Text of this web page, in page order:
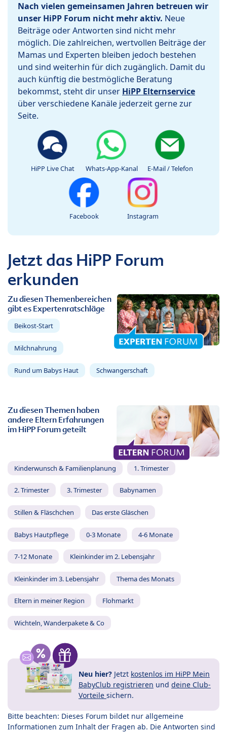
Nach vielen gemeinsamen Jahren betreuen wir
unser HiPP Forum nicht mehr aktiv. Neue
Beiträge oder Antworten sind nicht mehr
möglich. Die zahlreichen, wertvollen Beiträge der
Mamas und Experten bleiben jedoch bestehen
und sind weiterhin für dich zugänglich. Damit du
auch künftig die bestmögliche Beratung
bekommst, steht dir unser HiPP Elternservice
über verschiedene Kanäle jederzeit gerne zur
Seite.
HiPP Live Chat Whats-App-Kanal E-Mail / Telefon
Facebook Instagram
Jetzt das HiPP Forum
erkunden
Zu diesen Themenbereichen
gibt es Expertenratschläge
Beikost-Start
Milchnahrung
Rund um Babys Haut Schwangerschaft
Zu diesen Themen haben
andere Eltern Erfahrungen
im HiPP Forum geteilt
Kinderwunsch & Familienplanung 1. Trimester
2. Trimester 3. Trimester Babynamen
Stillen & Fläschchen Das erste Gläschen
Babys Hautpflege 0-3 Monate 4-6 Monate
7-12 Monate Kleinkinder im 2. Lebensjahr
Kleinkinder im 3. Lebensjahr Thema des Monats
Eltern in meiner Region Flohmarkt
Wichteln, Wanderpakete & Co
Neu hier? Jetzt kostenlos im HiPP Mein
BabyClub registrieren und deine Club-
Vorteile sichern.
Bitte beachten: Dieses Forum bildet nur allgemeine
Informationen zum Inhalt der Fragen ab. Die Antworten sind